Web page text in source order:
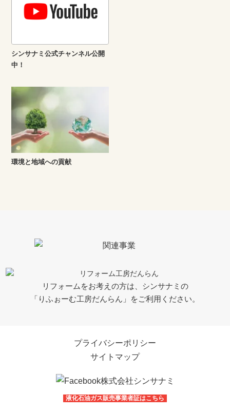
シンサナミ公式チャンネル公開
中！
環境と地域への貢献
リフォームをお考えの方は、シンサナミの
「りふぉーむ工房だんらん」をご利用ください。
プライバシーポリシー
サイトマップ
液化石油ガス販売事業者証はこちら